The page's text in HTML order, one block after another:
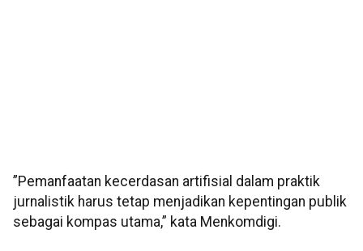
”Pemanfaatan kecerdasan artifisial dalam praktik
jurnalistik harus tetap menjadikan kepentingan publik
sebagai kompas utama,” kata Menkomdigi.